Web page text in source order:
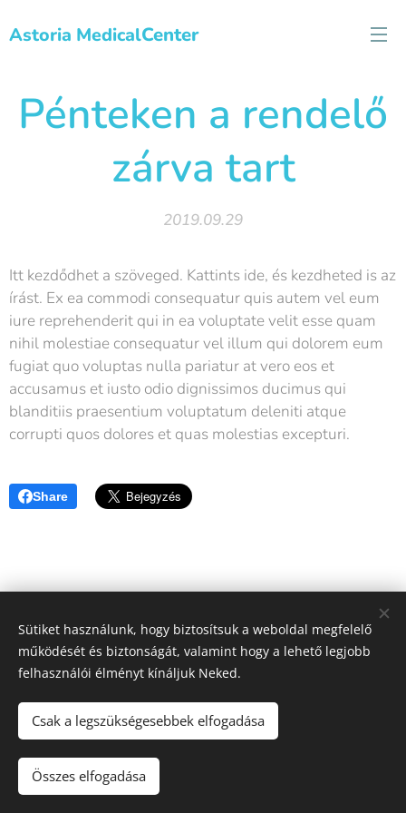
Astoria MedicalCenter
Pénteken a rendelő
zárva tart
2019.09.29
Itt kezdődhet a szöveged. Kattints ide, és kezdheted is az
írást. Ex ea commodi consequatur quis autem vel eum
iure reprehenderit qui in ea voluptate velit esse quam
nihil molestiae consequatur vel illum qui dolorem eum
fugiat quo voluptas nulla pariatur at vero eos et
accusamus et iusto odio dignissimos ducimus qui
blanditiis praesentium voluptatum deleniti atque
corrupti quos dolores et quas molestias excepturi.
Share
Astoria Medical Center
Az oldalt a
Sütiket használunk, hogy biztosítsuk a weboldal megfelelő
működését és biztonságát, valamint hogy a lehető legjobb
felhasználói élményt kínáljuk Neked.
Csak a legszükségesebbek elfogadása
Összes elfogadása